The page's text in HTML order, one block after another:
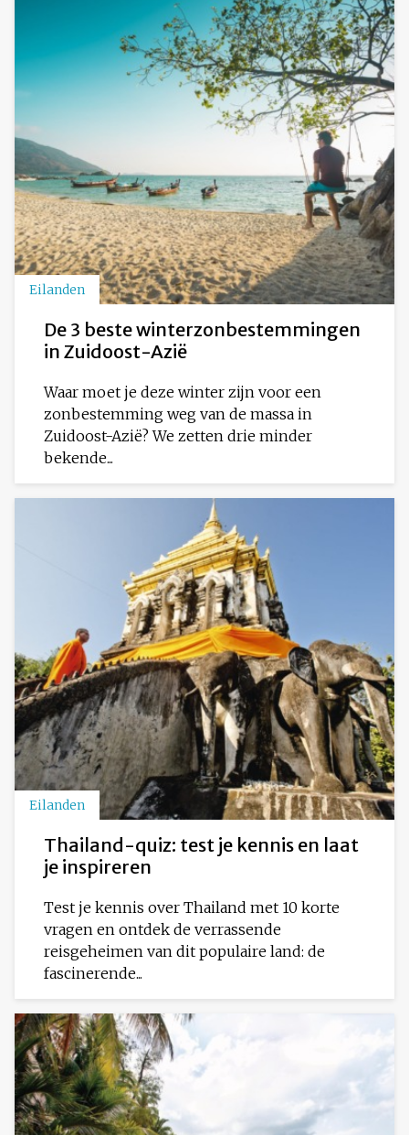
Eilanden
De 3 beste winterzonbestemmingen
in Zuidoost-Azië
Waar moet je deze winter zijn voor een
zonbestemming weg van de massa in
Zuidoost-Azië? We zetten drie minder
bekende...
Eilanden
Thailand-quiz: test je kennis en laat
je inspireren
Test je kennis over Thailand met 10 korte
vragen en ontdek de verrassende
reisgeheimen van dit populaire land: de
fascinerende...